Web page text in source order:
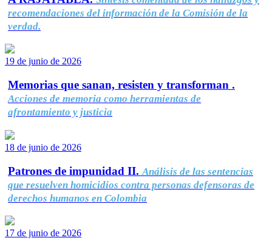
recomendaciones del información de la Comisión de la
verdad.
19 de junio de 2026
Memorias que sanan, resisten y transforman .
Acciones de memoria como herramientas de
afrontamiento y justicia
18 de junio de 2026
Patrones de impunidad II. Análisis de las sentencias
que resuelven homicidios contra personas defensoras de
derechos humanos en Colombia
17 de junio de 2026